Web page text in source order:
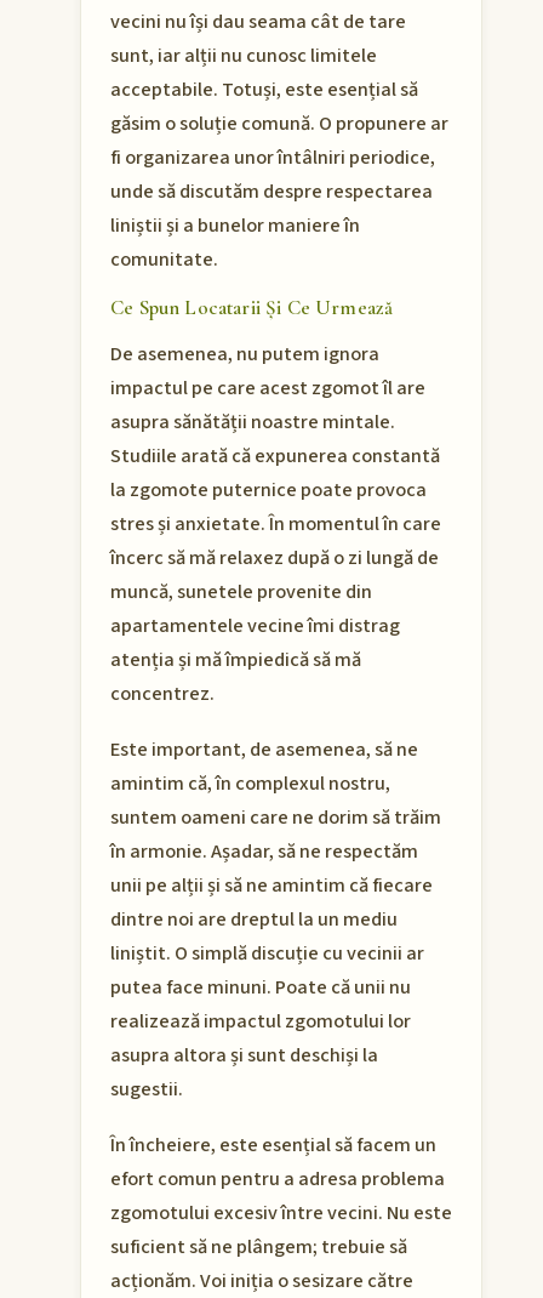
vecini nu își dau seama cât de tare
sunt, iar alții nu cunosc limitele
acceptabile. Totuși, este esențial să
găsim o soluție comună. O propunere ar
fi organizarea unor întâlniri periodice,
unde să discutăm despre respectarea
liniștii și a bunelor maniere în
comunitate.
Ce Spun Locatarii Și Ce Urmează
De asemenea, nu putem ignora
impactul pe care acest zgomot îl are
asupra sănătății noastre mintale.
Studiile arată că expunerea constantă
la zgomote puternice poate provoca
stres și anxietate. În momentul în care
încerc să mă relaxez după o zi lungă de
muncă, sunetele provenite din
apartamentele vecine îmi distrag
atenția și mă împiedică să mă
concentrez.
Este important, de asemenea, să ne
amintim că, în complexul nostru,
suntem oameni care ne dorim să trăim
în armonie. Așadar, să ne respectăm
unii pe alții și să ne amintim că fiecare
dintre noi are dreptul la un mediu
liniștit. O simplă discuție cu vecinii ar
putea face minuni. Poate că unii nu
realizează impactul zgomotului lor
asupra altora și sunt deschiși la
sugestii.
În încheiere, este esențial să facem un
efort comun pentru a adresa problema
zgomotului excesiv între vecini. Nu este
suficient să ne plângem; trebuie să
acționăm. Voi iniția o sesizare către